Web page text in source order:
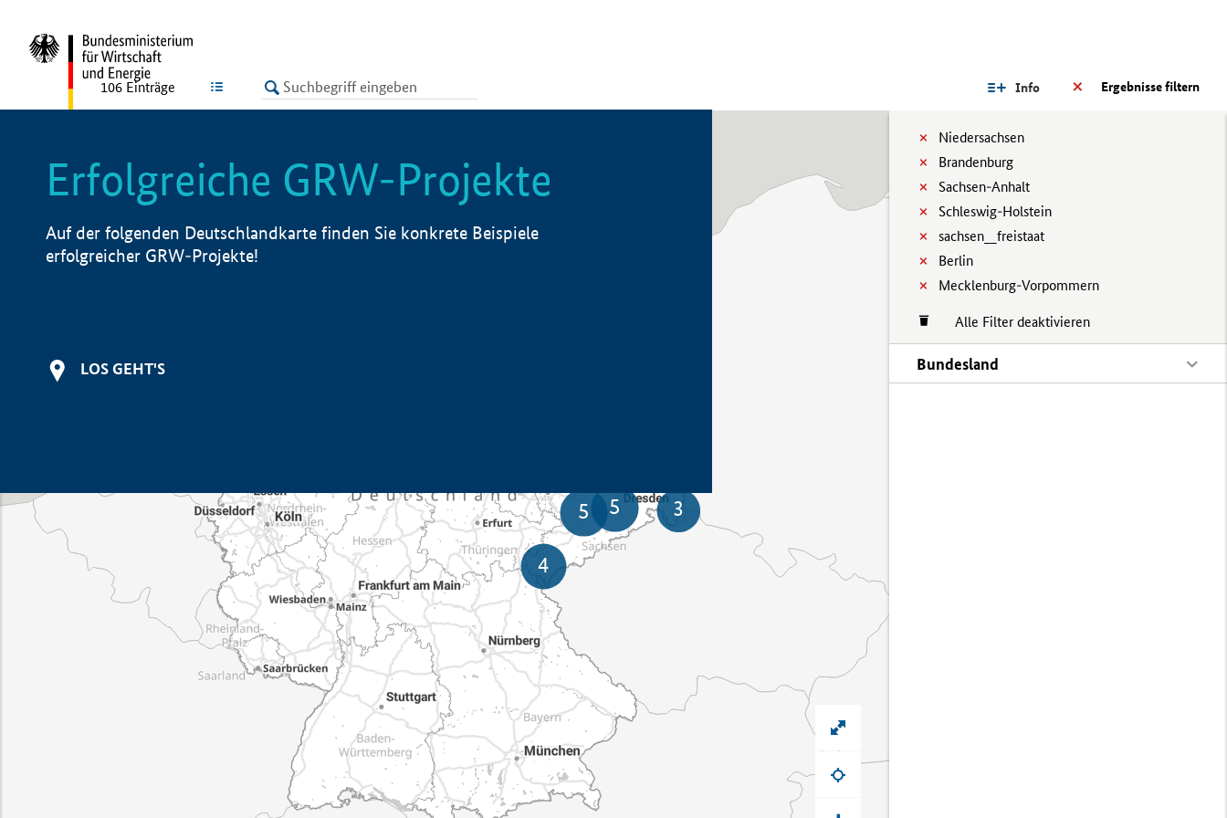
LISTE Ergebnisse filtern
Info
Niedersachsen
Brandenburg
Sachsen-Anhalt
Schleswig-Holstein
sachsen__freistaat
Berlin
Mecklenburg-Vorpommern
Alle Filter deaktivieren
Bundesland
106 Einträge
Erfolgreiche GRW-Projekte
Auf der folgenden Deutschlandkarte finden Sie konkrete Beispiele
erfolgreicher GRW-Projekte!
LOS GEHT'S